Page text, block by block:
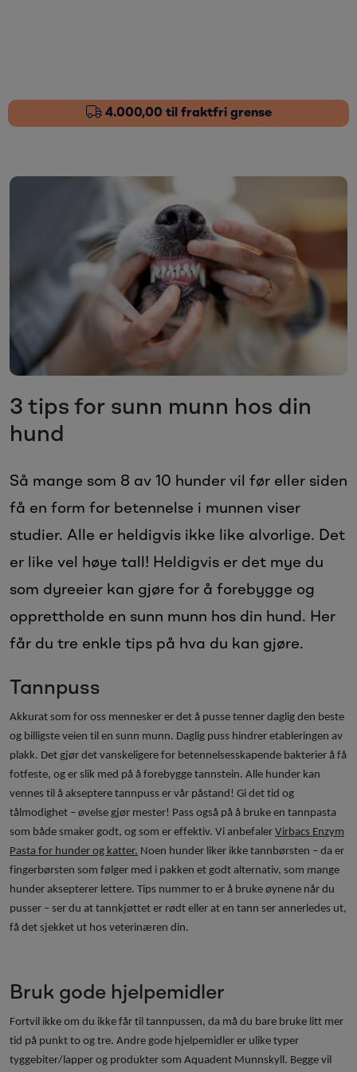
4.000,00 til fraktfri grense
3 tips for sunn munn hos din
hund
Så mange som 8 av 10 hunder vil før eller siden
få en form for betennelse i munnen viser
studier. Alle er heldigvis ikke like alvorlige. Det
er like vel høye tall! Heldigvis er det mye du
som dyreeier kan gjøre for å forebygge og
opprettholde en sunn munn hos din hund. Her
får du tre enkle tips på hva du kan gjøre.
Tannpuss
Akkurat som for oss mennesker er det å pusse tenner daglig den beste
og billigste veien til en sunn munn. Daglig puss hindrer etableringen av
plakk. Det gjør det vanskeligere for betennelsesskapende bakterier å få
fotfeste, og er slik med på å forebygge tannstein. Alle hunder kan
vennes til å akseptere tannpuss er vår påstand! Gi det tid og
tålmodighet – øvelse gjør mester! Pass også på å bruke en tannpasta
som både smaker godt, og som er effektiv. Vi anbefaler Virbacs Enzym
Pasta for hunder og katter. Noen hunder liker ikke tannbørsten – da er
fingerbørsten som følger med i pakken et godt alternativ, som mange
hunder aksepterer lettere. Tips nummer to er å bruke øynene når du
pusser – ser du at tannkjøttet er rødt eller at en tann ser annerledes ut,
få det sjekket ut hos veterinæren din.
Bruk gode hjelpemidler
Fortvil ikke om du ikke får til tannpussen, da må du bare bruke litt mer
tid på punkt to og tre. Andre gode hjelpemidler er ulike typer
tyggebiter/lapper og produkter som Aquadent Munnskyll. Begge vil
Pleieprodukter
Øvrige varer
Kampanjer
Sesongvarer
Salgsvarer